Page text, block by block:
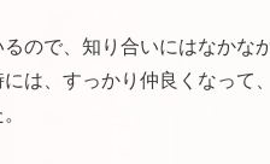
ので、知り合いにはなかな
は、すっかり仲良くなって